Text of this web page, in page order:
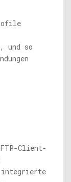
und so
Client-
integrierte